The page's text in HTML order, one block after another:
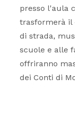
presso l'aula
trasformerà il
di strada,
scuole e alle
offriranno
dei Conti di